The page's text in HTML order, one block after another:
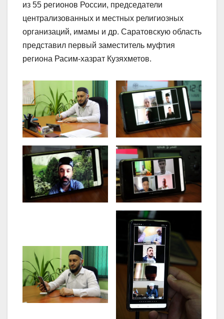
из 55 регионов России, председатели
централизованных и местных религиозных
организаций, имамы и др. Саратовскую область
представил первый заместитель муфтия
региона Расим-хазрат Кузяхметов.